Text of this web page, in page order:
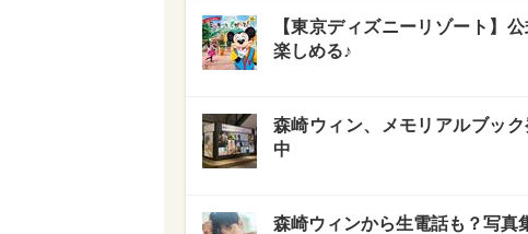
【東京ディズニーリゾート】
楽しめる♪
森崎ウィン、メモリアルブッ
中
森崎ウィンから生電話も？写真